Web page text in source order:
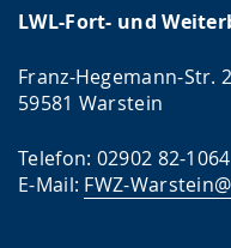
LWL-Fort- und
Franz-Hegemann-Str.
59581 Warstein
Telefon: 02902 82-1064
E-Mail: FWZ-